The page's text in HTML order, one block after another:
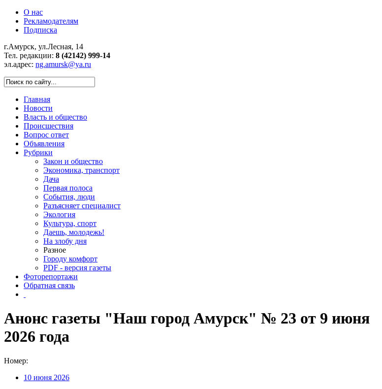
О нас
Рекламодателям
Подписка
г.Амурск, ул.Лесная, 14
Тел. редакции: 8 (42142) 999-14
эл.адрес: ng.amursk@ya.ru
Главная
Новости
Власть и общество
Происшествия
Вопрос ответ
Объявления
Рубрики
Закон и общество
Экономика, транспорт
Дача
Первая полоса
События, люди
Разъясняет специалист
Экология
Культура, спорт
Даешь, молодежь!
На злобу дня
Разное
Городу комфорт
PDF - версия газеты
Фоторепортажи
Обратная связь
Анонс газеты "Наш город Амурск" № 23 от 9 июня
2026 года
Номер:
10 июня 2026